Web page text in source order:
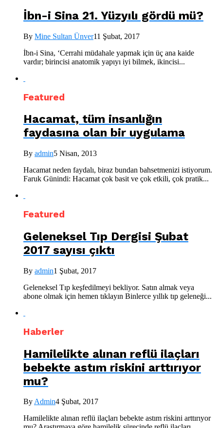
İbn-i Sina 21. Yüzyılı gördü mü?
By Mine Sultan Ünver11 Şubat, 2017
İbn-i Sina, ‘Cerrahi müdahale yapmak için üç ana kaide
vardır; birincisi anatomik yapıyı iyi bilmek, ikincisi...
Featured
Hacamat, tüm insanlığın
faydasına olan bir uygulama
By admin5 Nisan, 2013
Hacamat neden faydalı, biraz bundan bahsetmenizi istiyorum.
Faruk Günindi: Hacamat çok basit ve çok etkili, çok pratik...
Featured
Geleneksel Tıp Dergisi Şubat
2017 sayısı çıktı
By admin1 Şubat, 2017
Geleneksel Tıp keşfedilmeyi bekliyor. Satın almak veya
abone olmak için hemen tıklayın Binlerce yıllık tıp geleneği...
Haberler
Hamilelikte alınan reflü ilaçları
bebekte astım riskini arttırıyor
mu?
ByAdmin4 Şubat, 2017
Hamilelikte alınan reflü ilaçları bebekte astım riskini arttırıyor